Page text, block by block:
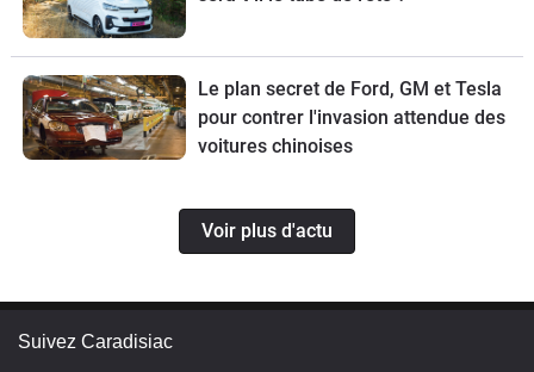
Le plan secret de Ford, GM et Tesla
pour contrer l'invasion attendue des
voitures chinoises
Voir plus d'actu
Suivez Caradisiac